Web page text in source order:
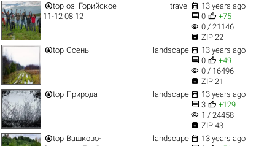
top оз. Горийское
11-12 08 12
travel  13 years ago
 0  +75
visibility 0 / 21146
 ZIP 22
top Осень landscape  13 years ago
 0  +49
visibility 0 / 16496
 ZIP 21
top Природа landscape  13 years ago
 3  +129
visibility 1 / 24458
 ZIP 43
top Вашково-
landscape  13 years ago